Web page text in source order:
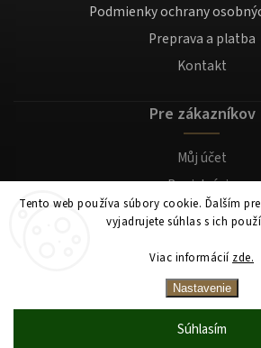
Tento web používa súbory cookie. Ďalším
vyjadrujete súhlas s ich
Viac informácií zde.
Nastavenie
Súhlasím
Podmienky ochrany
Preprava a platba
Kontakt
Pre zákazníkov
Můj účet
Registrácia
Prihlásenie
Mocafino.sk.